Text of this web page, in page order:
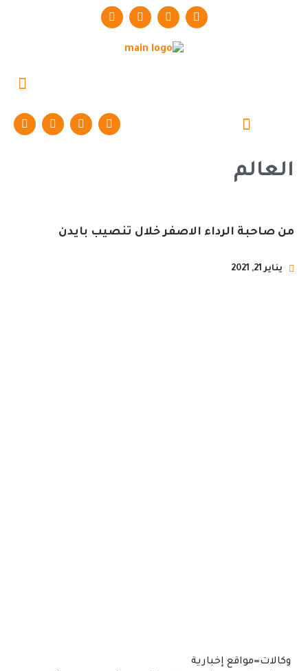
العالم
من صاحبة الرداء الاصفر خلال تنصيب بايدن
يناير 21, 2021
وكالات=مواقع إخبارية